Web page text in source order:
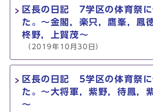
区長の日記 7学区の体育祭に
た。～金閣，楽只，鷹峯，鳳
柊野，上賀茂～
（2019年10月30日）
区長の日記 5学区の体育祭に
た。～大将軍，紫野，待鳳，
～